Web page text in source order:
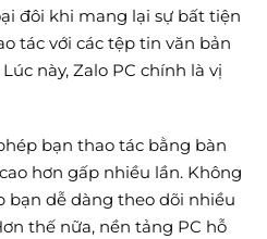
đôi khi mang lại sự bất tiện
tác với các tệp tin văn bản
này, Zalo PC chính là vị
bạn thao tác bằng bàn
hơn gấp nhiều lần. Không
bạn dễ dàng theo dõi nhiều
thế nữa, nền tảng PC hỗ